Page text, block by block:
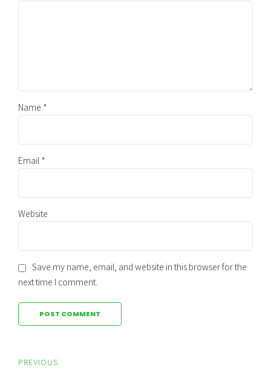
Name *
Email *
Website
Save my name, email, and website in this browser for the
next time I comment.
POST COMMENT
PREVIOUS